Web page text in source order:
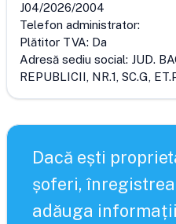
J04/2026/2004
Telefon administrator:
Plătitor TVA: Da
Adresă sediu social: JUD.
REPUBLICII, NR.1, SC.G,
Dacă ești
șoferi,
adăuga